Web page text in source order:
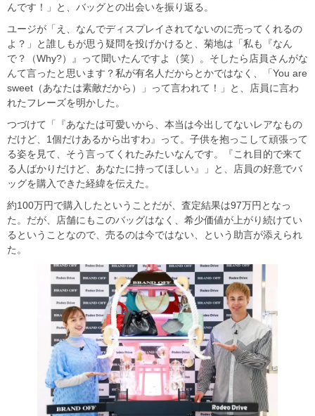
んです！」と、バッグとの出会いを振り返る。
ユージが「え、なんでディスプレイされてないのに売ってくれるの
よ？」と誰しもが思う疑問を投げかけると、菊地は「私も『なん
で？（Why?）』って聞いたんですよ（笑）。そしたら店員さんがな
んて言ったと思います？私が有名人だからとかではなく、「You are
sweet（あなたは素敵だから）」って言われて！」と、店員に言わ
れたフレーズを明かした。
つづけて「『あなたは可愛いから、本当は今出してないレアなもの
だけど、1個だけあるから出すわ』って。子供を抱っこして頑張って
る姿を見て、そう言ってくれたみたいなんです。『これ目的で来て
る人ばかりだけど、あなたに持ってほしい』」と、店員の好意でバ
ッグを購入できた経緯を伝えた。
約100万円で購入したということだが、査定結果は97万円となっ
た。だが、店舗にもこのバッグはなく、希少価値が上がり続けてい
るということなので、売るのは今ではない、という助言が添えられ
た。